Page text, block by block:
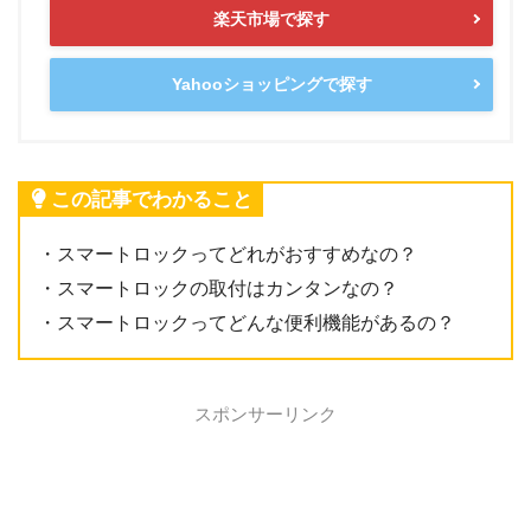
楽天市場で探す
Yahooショッピングで探す
この記事でわかること
・スマートロックってどれがおすすめなの？
・スマートロックの取付はカンタンなの？
・スマートロックってどんな便利機能があるの？
スポンサーリンク